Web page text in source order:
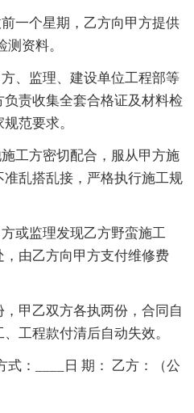
一个星期，乙方向甲方提供
资料。
、监理、建设单位工程部等
责收集全套合格证及材料检
范要求。
工方密切配合，服从甲方施
乱搭乱接，严格执行施工规
或监理发现乙方野蛮施工
，由乙方向甲方支付维修费
甲乙双方各执两份，合同自
工程款付清后自动失效。
式：____日 期： 乙方：（公